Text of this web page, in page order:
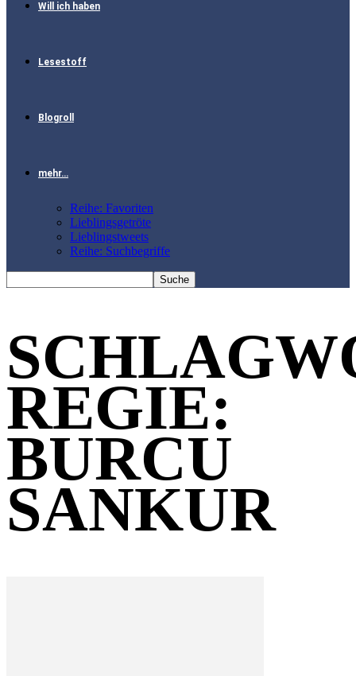
Will ich haben
Lesestoff
Blogroll
mehr…
Reihe: Favoriten
Lieblingsgetröte
Lieblingstweets
Reihe: Suchbegriffe
REGIE:
BURCU
SANKUR